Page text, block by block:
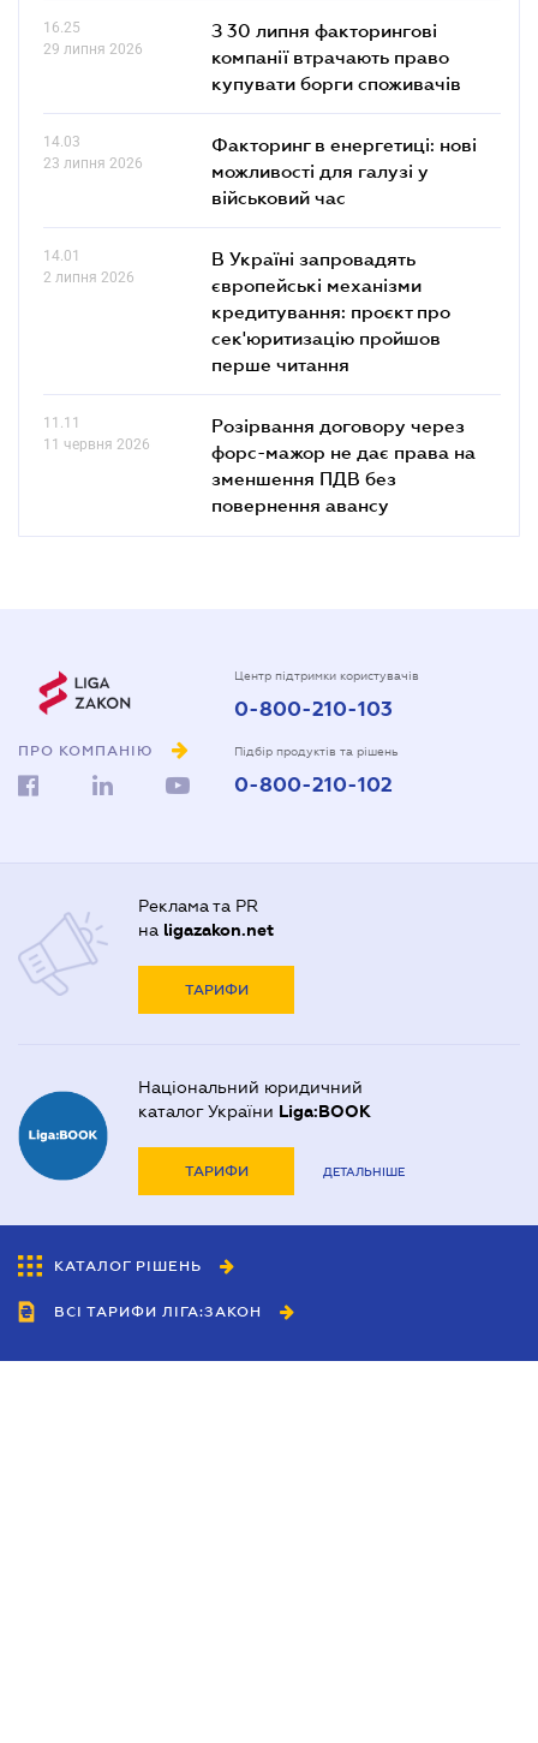
16.25
29 липня 2026
З 30 липня факторингові
компанії втрачають право
купувати борги споживачів
14.03
23 липня 2026
Факторинг в енергетиці: нові
можливості для галузі у
військовий час
14.01
2 липня 2026
В Україні запровадять
європейські механізми
кредитування: проєкт про
сек'юритизацію пройшов
перше читання
11.11
11 червня 2026
Розірвання договору через
форс-мажор не дає права на
зменшення ПДВ без
повернення авансу
ПРО КОМПАНІЮ
Центр підтримки користувачів
0-800-210-103
Підбір продуктів та рішень
0-800-210-102
Реклама та PR
на ligazakon.net
ТАРИФИ
Національний юридичний
каталог України Liga:BOOK
ТАРИФИ ДЕТАЛЬНІШЕ
КАТАЛОГ РІШЕНЬ
ВСІ ТАРИФИ ЛІГА:ЗАКОН